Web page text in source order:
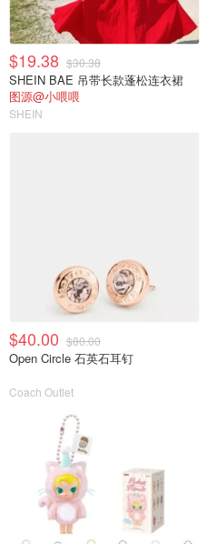
$19.38 $30.38
SHEIN BAE 吊带长款蓬松连衣裙
图源@小喂喂
SHEIN
$40.00 $80.00
Open Circle 石英石耳钉
Coach Outlet